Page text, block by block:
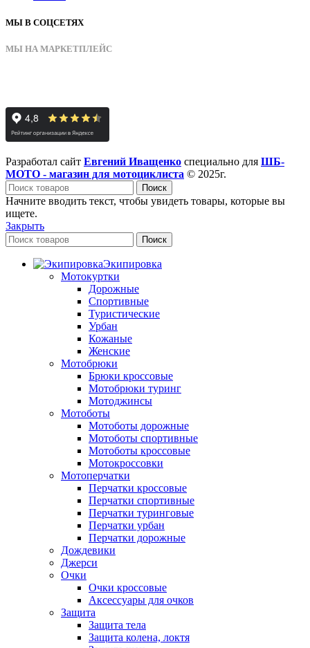
МЫ В СОЦСЕТЯХ
МЫ НА МАРКЕТПЛЕЙС
Разработал сайт Евгений Иващенко специально для ШБ-
МОТО - магазин для мотоциклиста © 2025г.
Поиск
Начните вводить текст, чтобы увидеть товары, которые вы
ищете.
Закрыть
Поиск
Экипировка
Мотокуртки
Дорожные
Спортивные
Туристические
Урбан
Кожаные
Женские
Мотобрюки
Брюки кроссовые
Мотобрюки туринг
Мотоджинсы
Мотоботы
Мотоботы дорожные
Мотоботы спортивные
Мотоботы кроссовые
Мотокроссовки
Мотоперчатки
Перчатки кроссовые
Перчатки спортивные
Перчатки туринговые
Перчатки урбан
Перчатки дорожные
Дождевики
Джерси
Очки
Очки кроссовые
Аксессуары для очков
Защита
Защита тела
Защита колена, локтя